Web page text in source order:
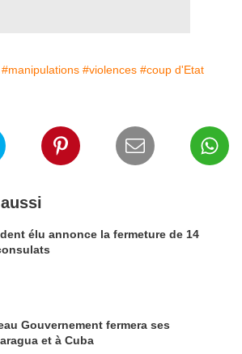
#manipulations #violences #coup d'Etat
élu annonce la fermeture de 14
Gouvernement fermera ses
et à Cuba